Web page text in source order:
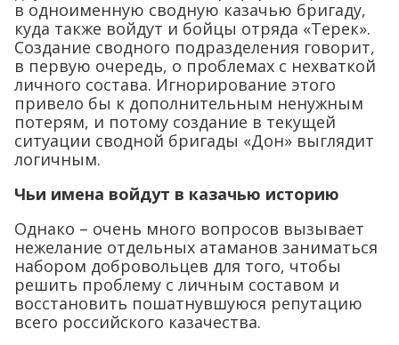
в одноименную сводную казачью бригаду,
куда также войдут и бойцы отряда «Терек».
Создание сводного подразделения говорит,
в первую очередь, о проблемах с нехваткой
личного состава. Игнорирование этого
привело бы к дополнительным ненужным
потерям, и потому создание в текущей
ситуации сводной бригады «Дон» выглядит
логичным.
Чьи имена войдут в казачью историю
Однако – очень много вопросов вызывает
нежелание отдельных атаманов заниматься
набором добровольцев для того, чтобы
решить проблему с личным составом и
восстановить пошатнувшуюся репутацию
всего российского казачества.